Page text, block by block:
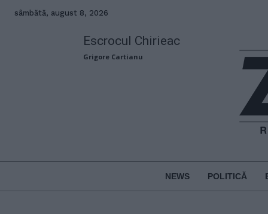
sâmbătă, august 8, 2026
Escrocul Chirieac
Grigore Cartianu
NEWS POLITICĂ